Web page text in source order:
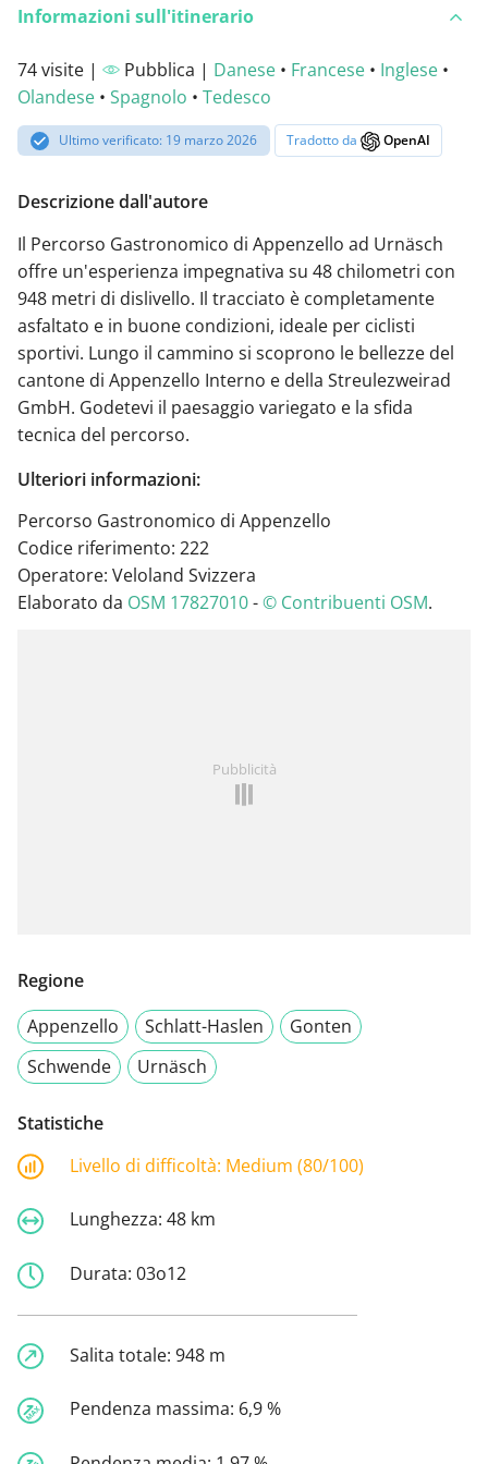
Informazioni sull'itinerario
74 visite | Pubblica | Danese • Francese • Inglese •
Olandese • Spagnolo • Tedesco
Ultimo verificato: 19 marzo 2026 Tradotto da OpenAI
Descrizione dall'autore
Il Percorso Gastronomico di Appenzello ad Urnäsch
offre un'esperienza impegnativa su 48 chilometri con
948 metri di dislivello. Il tracciato è completamente
asfaltato e in buone condizioni, ideale per ciclisti
sportivi. Lungo il cammino si scoprono le bellezze del
cantone di Appenzello Interno e della Streulezweirad
GmbH. Godetevi il paesaggio variegato e la sfida
tecnica del percorso.
Ulteriori informazioni:
Percorso Gastronomico di Appenzello
Codice riferimento: 222
Operatore: Veloland Svizzera
Elaborato da OSM 17827010-© Contribuenti OSM.
Pubblicità
Regione
Appenzello
Schlatt-Haslen
Gonten
Schwende
Urnäsch
Statistiche
Livello di difficoltà: Medium (80/100)
Lunghezza: 48 km
Durata: 03o12
Salita totale: 948 m
Pendenza massima: 6,9 %